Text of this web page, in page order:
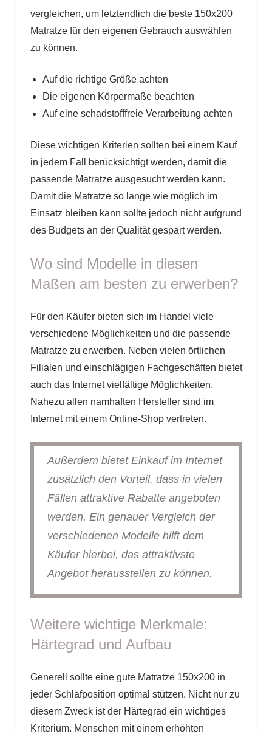
vergleichen, um letztendlich die beste 150x200
Matratze für den eigenen Gebrauch auswählen
zu können.
Auf die richtige Größe achten
Die eigenen Körpermaße beachten
Auf eine schadstofffreie Verarbeitung achten
Diese wichtigen Kriterien sollten bei einem Kauf
in jedem Fall berücksichtigt werden, damit die
passende Matratze ausgesucht werden kann.
Damit die Matratze so lange wie möglich im
Einsatz bleiben kann sollte jedoch nicht aufgrund
des Budgets an der Qualität gespart werden.
Wo sind Modelle in diesen
Maßen am besten zu erwerben?
Für den Käufer bieten sich im Handel viele
verschiedene Möglichkeiten und die passende
Matratze zu erwerben. Neben vielen örtlichen
Filialen und einschlägigen Fachgeschäften bietet
auch das Internet vielfältige Möglichkeiten.
Nahezu allen namhaften Hersteller sind im
Internet mit einem Online-Shop vertreten.
Außerdem bietet Einkauf im Internet
zusätzlich den Vorteil, dass in vielen
Fällen attraktive Rabatte angeboten
werden. Ein genauer Vergleich der
verschiedenen Modelle hilft dem
Käufer hierbei, das attraktivste
Angebot herausstellen zu können.
Weitere wichtige Merkmale:
Härtegrad und Aufbau
Generell sollte eine gute Matratze 150x200 in
jeder Schlafposition optimal stützen. Nicht nur zu
diesem Zweck ist der Härtegrad ein wichtiges
Kriterium. Menschen mit einem erhöhten